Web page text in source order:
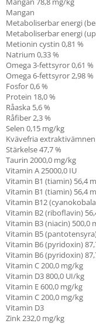
Mangan
Metaboliserbar energi
Metaboliserbar energi
Metionin cystin 0,81 %
Natrium 0,33 %
Omega 3-fettsyror 0,61 %
Omega 6-fettsyror 2,98 %
Fosfor 0,6 %
Protein 18,0 %
Råaska 5,6 %
Råfiber 2,3 %
Selen 0,15 mg/kg
Kvävefria extraktivämnen
Stärkelse 47,7 %
Taurin 2000,0 mg/kg
Vitamin A25000,0 IU
Vitamin B1 (tiamin) 56,4
Vitamin B1 (tiamin) 56,4
Vitamin B12
Vitamin B2 (riboflavin)
Vitamin B3 (niacin) 500,0
Vitamin B5
Vitamin B6 (pyridoxin)
Vitamin B6 (pyridoxin)
Vitamin C200,0 mg/kg
Vitamin D3 800,0 UI/kg
Vitamin E600,0 mg/kg
Vitamin C200,0 mg/kg
Vitamin D3
Zink 232,0 mg/kg